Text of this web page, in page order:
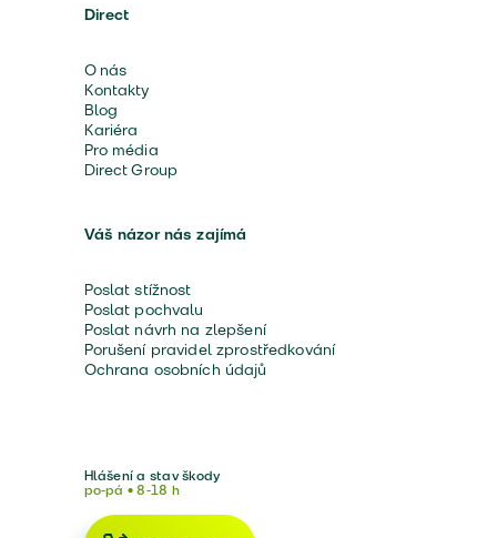
Direct
O nás
Kontakty
Blog
Kariéra
Pro média
Direct Group
Váš názor nás zajímá
Poslat stížnost
Poslat pochvalu
Poslat návrh na zlepšení
Porušení pravidel zprostředkování
Ochrana osobních údajů
Hlášení a stav škody
po-pá • 8-18 h